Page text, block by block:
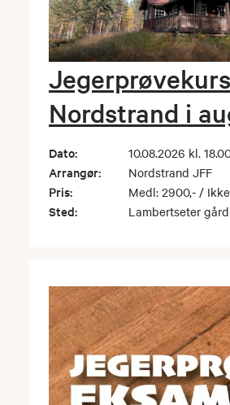
Nordstrand i
Dato: 10.08.2026 kl.
Arrangør: Nordstrand JFF
Pris: Medl: 2900,- /
Sted: Lambertseter gård